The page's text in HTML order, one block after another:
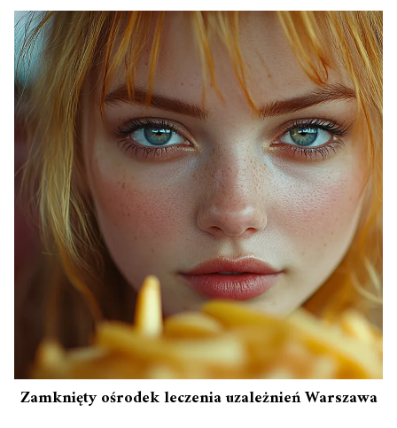
Zamknięty ośrodek leczenia uzależnień Warszawa